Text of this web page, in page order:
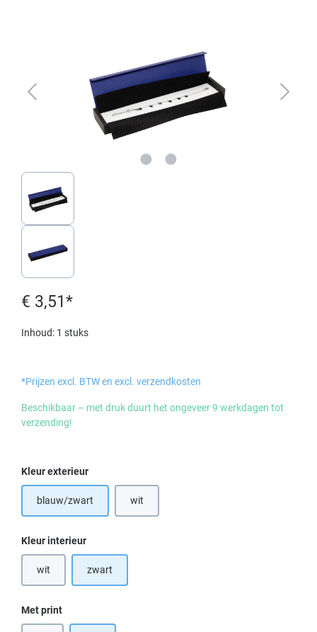
€ 3,51*
Inhoud: 1 stuks
*Prijzen excl. BTW en excl. verzendkosten
Beschikbaar – met druk duurt het ongeveer 9 werkdagen tot
verzending!
Selecteer
Kleur exterieur
blauw/zwart wit(Deze optie is momenteel niet beschikbaar.)
Selecteer
Kleur interieur
wit(Deze optie is momenteel niet beschikbaar.)
zwart
Selecteer
Met print